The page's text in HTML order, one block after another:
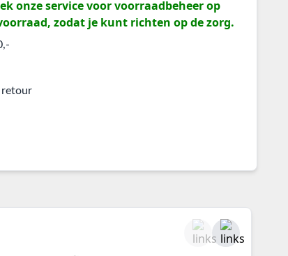
onze service voor voorraadbeheer op
zodat je kunt richten op de zorg.
retour